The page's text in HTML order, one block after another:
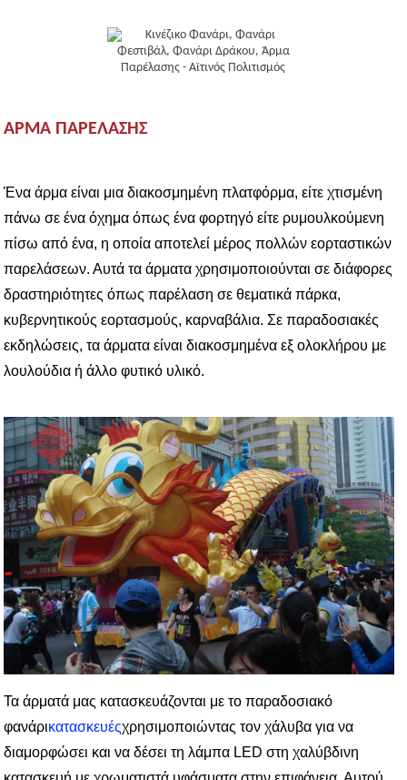
ΆΡΜΑ ΠΑΡΈΛΑΣΗΣ
Ένα άρμα είναι μια διακοσμημένη πλατφόρμα, είτε χτισμένη
πάνω σε ένα όχημα όπως ένα φορτηγό είτε ρυμουλκούμενη
πίσω από ένα, η οποία αποτελεί μέρος πολλών εορταστικών
παρελάσεων. Αυτά τα άρματα χρησιμοποιούνται σε διάφορες
δραστηριότητες όπως παρέλαση σε θεματικά πάρκα,
κυβερνητικούς εορτασμούς, καρναβάλια. Σε παραδοσιακές
εκδηλώσεις, τα άρματα είναι διακοσμημένα εξ ολοκλήρου με
λουλούδια ή άλλο φυτικό υλικό.
Τα άρματά μας κατασκευάζονται με το παραδοσιακό
φανάρικατασκευέςχρησιμοποιώντας τον χάλυβα για να
διαμορφώσει και να δέσει τη λάμπα LED στη χαλύβδινη